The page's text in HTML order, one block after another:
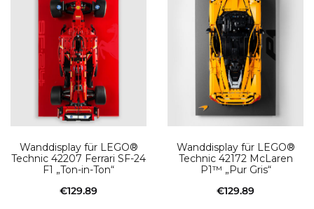
können
auf
auf
Wanddisplay für LEGO®
Technic 42207 Ferrari SF-24
F1 „Ton-in-Ton“
€129.89
Wanddisplay für LEGO®
Technic 42172 McLaren
P1™ „Pur Gris“
€129.89